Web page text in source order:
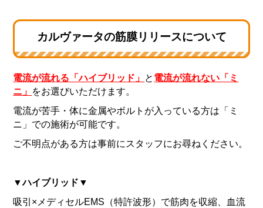
カルヴァータの筋膜リリースについて
電流が流れる「ハイブリッド」 と 電流が流れない「ミ
ニ」 をお選びいただけます。
電流が苦手・体に金属やボルトが入っている方は「ミ
ニ」での施術が可能です。
ご不明点がある方は事前にスタッフにお尋ねください。
▼ハイブリッド▼
吸引×メディセルEMS（特許波形）で筋肉を収縮、血流